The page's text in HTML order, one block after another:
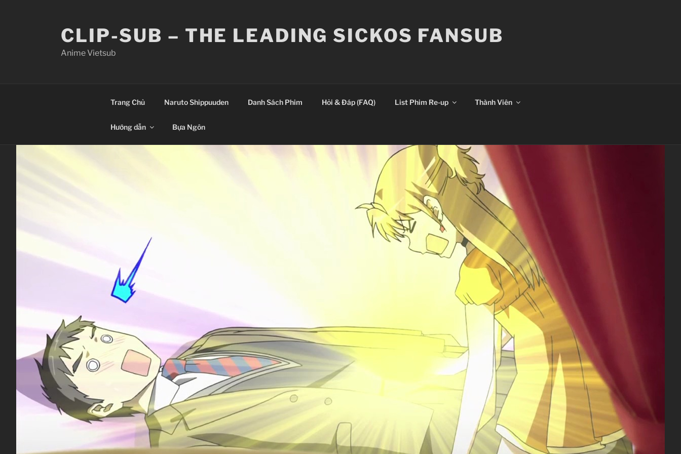
CLIP-SUB – THE LEADING SICKOS FANSUB
Anime Vietsub
Trang Chủ Naruto Shippuuden Danh Sách Phim Hỏi & Đáp (FAQ) List Phim Re-up Thành Viên
Hướng dẫn Bựa Ngôn